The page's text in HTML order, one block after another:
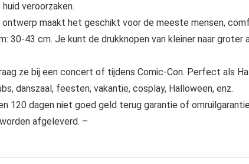
veroorzaken.
ontwerp maakt het geschikt voor de meeste mensen,
30-43 cm. Je kunt de drukknopen van kleiner naar groter
ze bij een concert of tijdens Comic-Con. Perfect als
danszaal, feesten, vakantie, cosplay, Halloween, enz.
120 dagen niet goed geld terug garantie of
afgeleverd. –